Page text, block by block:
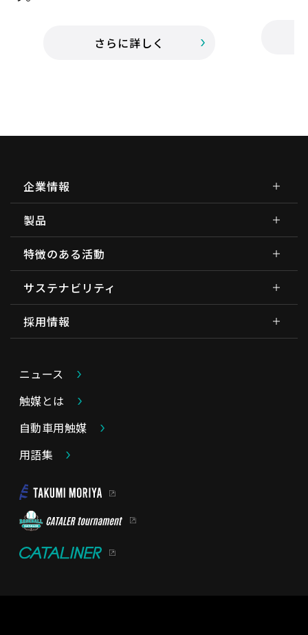
さらに詳しく
企業情報
製品
特徴のある活動
サステナビリティ
採用情報
ニュース
触媒とは
自動車用触媒
用語集